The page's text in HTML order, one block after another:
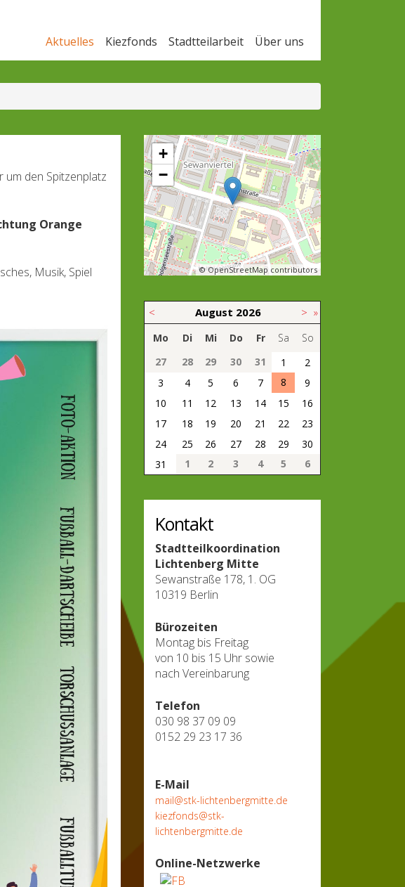
Aktuelles Kiezfonds Stadtteilarbeit Über uns
um den Spitzenplatz
Orange
Musik, Spiel
+
−
© OpenStreetMap contributors
< August 2026 > »
Mo Di Mi Do Fr Sa
So
27
28 29 30 31 1
2
3
4 5 6 7 8
9
10
11 12 13 14 15
16
17
18 19 20 21 22
23
24
25 26 27 28 29
30
31
1 2 3 4 5 6
Kontakt
Stadtteilkoordination
Lichtenberg Mitte
Sewanstraße 178, 1. OG
10319 Berlin
Bürozeiten
Montag bis Freitag
von 10 bis 15 Uhr sowie
nach Vereinbarung
Telefon
030 98 37 09 09
0152 29 23 17 36
E-Mail
mail@stk-lichtenbergmitte.de
kiezfonds@stk-
lichtenbergmitte.de
Online-Netzwerke